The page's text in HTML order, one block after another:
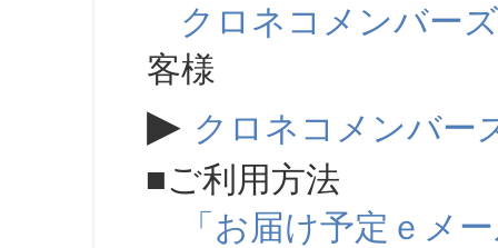
クロネコメンバーズ
客様
▶ クロネコメンバー
■ご利用方法
「お届け予定ｅメ